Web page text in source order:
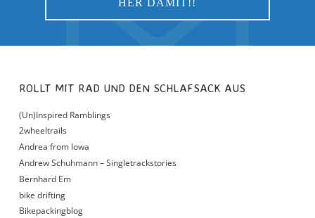
ROLLT MIT RAD UND DEN SCHLAFSACK AUS
(Un)Inspired Ramblings
2wheeltrails
Andrea from Iowa
Andrew Schuhmann – Singletrackstories
Bernhard Em
bike drifting
Bikepackingblog